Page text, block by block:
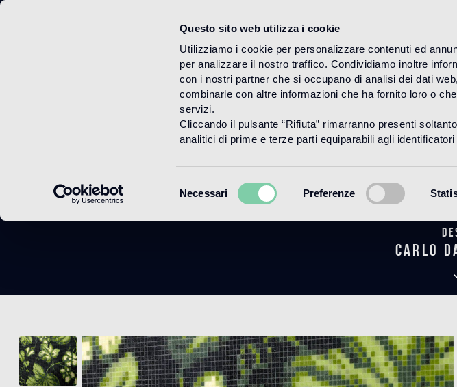
Questo sito web utilizza i cookie
Utilizziamo i cookie per personalizzare contenuti ed
per analizzare il nostro traffico. Condividiamo inoltre
con i nostri partner che si occupano di analisi dei dati
combinarle con altre informazioni che ha fornito loro o
servizi.
Cliccando il pulsante “Rifiuta” rimarranno presenti
analitici di prime e terze parti equiparabili agli
del
Necessari Preferenze
HOME PRODUITS
carlo